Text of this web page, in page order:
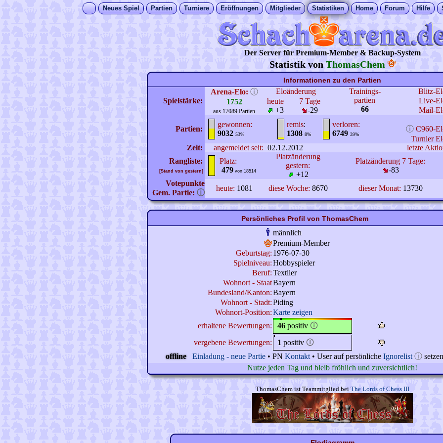
Neues Spiel Partien Turniere Eröffnungen Mitglieder Statistiken Home Forum Hilfe
Der Server für Premium-Member & Backup-System
Statistik von ThomasChem
Informationen zu den Partien
Spielstärke:
Arena-Elo: ⓘ
1752
aus 17089 Partien
Eloänderung
Trainings-
partien
66
Blitz-
heute
+3
7 Tage
-29
Live-
Mail-
Partien:
gewonnen:
9032 53%
remis:
1308 8%
verloren:
6749 39%
ⓘ C960-
Turnier
Zeit:
angemeldet seit: 02.12.2012
letzte
Rangliste:
[Stand von gestern]
Platz:
479 von 18514
Platzänderung
gestern:
+12
Platzänderung 7 Tage:
-83
Votepunkte
Gem. Partie: ⓘ
heute: 1081 diese Woche: 8670 dieser Monat: 13730
Persönliches Profil von ThomasChem
männlich
Premium-Member
Geburtstag: 1976-07-30
Spielniveau:Hobbyspieler
Beruf:Textiler
Wohnort - StaatBayern
Bundesland/Kanton:Bayern
Wohnort - Stadt:Piding
Wohnort-Position:Karte zeigen
erhaltene Bewertungen:
46 positiv 🛈
vergebene Bewertungen:
1 positiv 🛈
offline
Einladung - neue Partie • PN Kontakt • User auf persönliche Ignorelist ⓘ setzen
Nutze jeden Tag und bleib fröhlich und zuversichtlich!
ThomasChem ist Teammitglied bei The Lords of Chess III